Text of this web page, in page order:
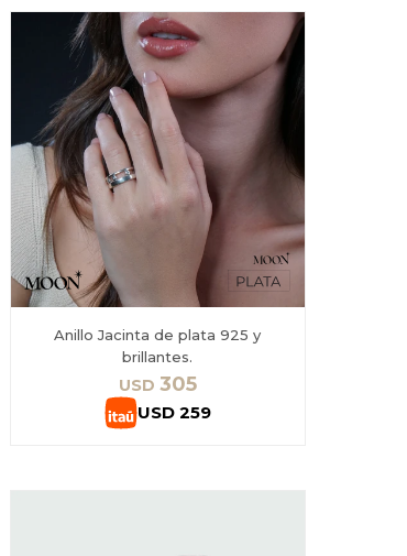
Anillo Jacinta de plata 925 y
brillantes.
USD 305
USD 259